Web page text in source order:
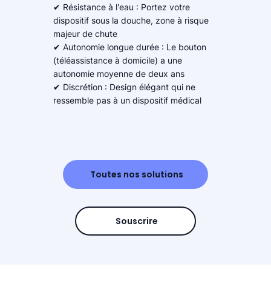
✔ Résistance à l'eau : Portez votre
dispositif sous la douche, zone à risque
majeur de chute
✔ Autonomie longue durée : Le bouton
(téléassistance à domicile) a une
autonomie moyenne de deux ans
✔ Discrétion : Design élégant qui ne
ressemble pas à un dispositif médical
Toutes nos solutions
Souscrire